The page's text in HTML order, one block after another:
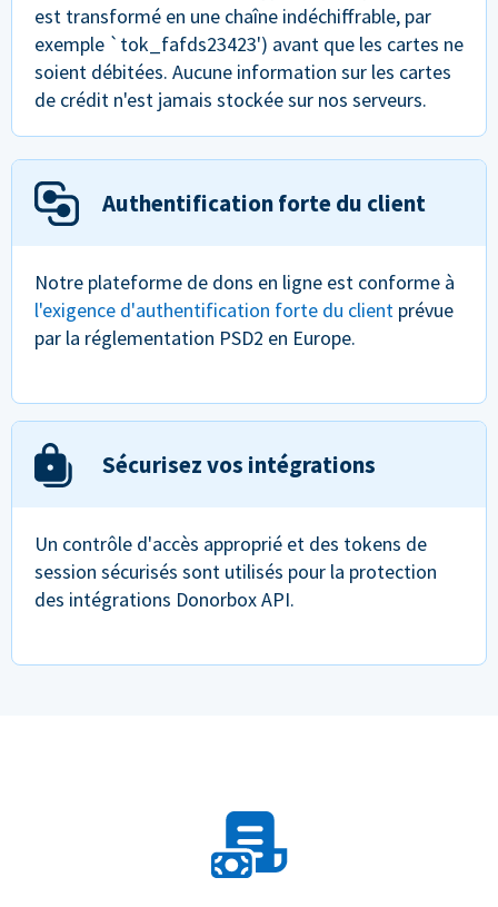
est transformé en une chaîne indéchiffrable, par
exemple `tok_fafds23423') avant que les cartes ne
soient débitées. Aucune information sur les cartes
de crédit n'est jamais stockée sur nos serveurs.
Authentification forte du client
Notre plateforme de dons en ligne est conforme à
l'exigence d'authentification forte du client prévue
par la réglementation PSD2 en Europe.
Sécurisez vos intégrations
Un contrôle d'accès approprié et des tokens de
session sécurisés sont utilisés pour la protection
des intégrations Donorbox API.